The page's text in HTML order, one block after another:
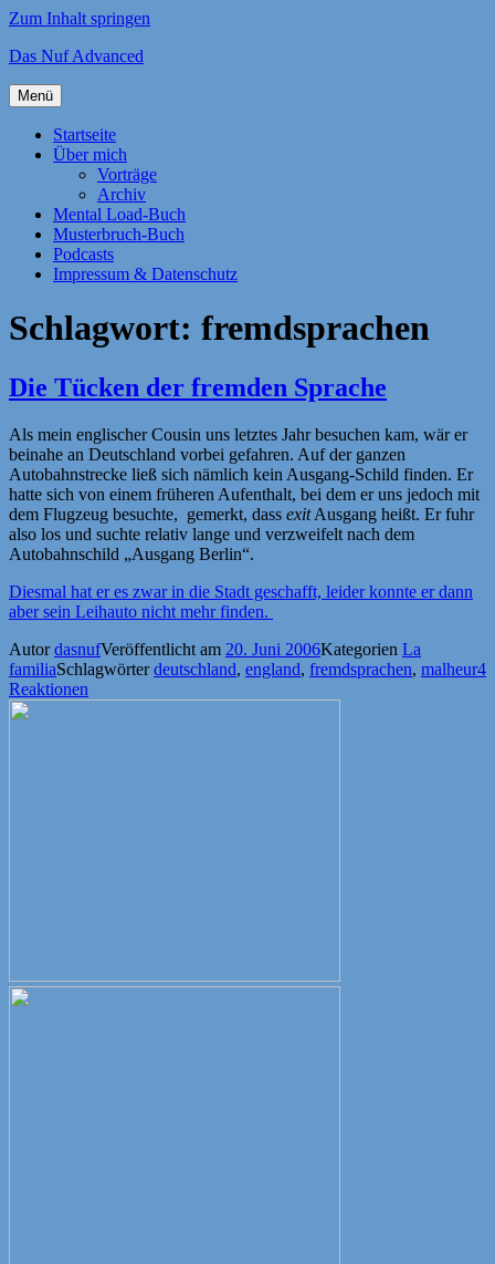
Zum Inhalt springen
Das Nuf Advanced
Menü
Startseite
Über mich
Vorträge
Archiv
Mental Load-Buch
Musterbruch-Buch
Podcasts
Impressum & Datenschutz
Schlagwort: fremdsprachen
Die Tücken der fremden Sprache
Als mein englischer Cousin uns letztes Jahr besuchen kam, wär er
beinahe an Deutschland vorbei gefahren. Auf der ganzen
Autobahnstrecke ließ sich nämlich kein Ausgang-Schild finden. Er
hatte sich von einem früheren Aufenthalt, bei dem er uns jedoch mit
dem Flugzeug besuchte, gemerkt, dass exitAusgang heißt. Er fuhr
also los und suchte relativ lange und verzweifelt nach dem
Autobahnschild „Ausgang Berlin“.
Diesmal hat er es zwar in die Stadt geschafft, leider konnte er dann
aber sein Leihauto nicht mehr finden.
AutordasnufVeröffentlicht am 20. Juni 2006Kategorien La
familiaSchlagwörterdeutschland, england, fremdsprachen, malheur4
Reaktionen